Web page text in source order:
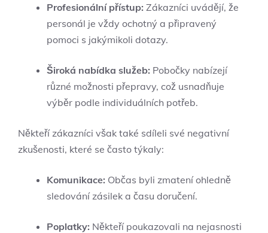
Profesionální přístup: Zákazníci uvádějí, že
personál je vždy ochotný a připravený
pomoci s jakýmikoli dotazy.
Široká nabídka služeb: Pobočky nabízejí
různé možnosti přepravy, což usnadňuje
výběr podle individuálních potřeb.
Někteří zákazníci však také sdíleli své negativní
zkušenosti, které se často týkaly:
Komunikace: Občas byli zmatení ohledně
sledování zásilek a času doručení.
Poplatky: Někteří poukazovali na nejasnosti